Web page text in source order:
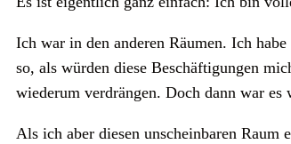
Ich war in den anderen Räumen. Ich
so, als würden diese Beschäftigungen
wiederum verdrängen. Doch dann war
Als ich aber diesen unscheinbaren